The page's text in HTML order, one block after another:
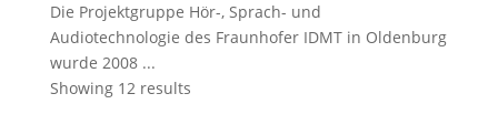
Die Projektgruppe Hör-, Sprach- und
Audiotechnologie des Fraunhofer IDMT in Oldenburg
wurde 2008 ...
Showing 12 results